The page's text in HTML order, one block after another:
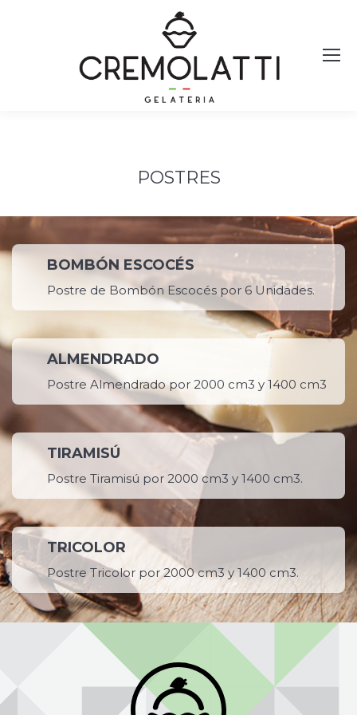
POSTRES
BOMBÓN ESCOCÉS
Postre de Bombón Escocés por 6 Unidades.
ALMENDRADO
Postre Almendrado por 2000 cm3 y 1400 cm3
TIRAMISÚ
Postre Tiramisú por 2000 cm3 y 1400 cm3.
TRICOLOR
Postre Tricolor por 2000 cm3 y 1400 cm3.